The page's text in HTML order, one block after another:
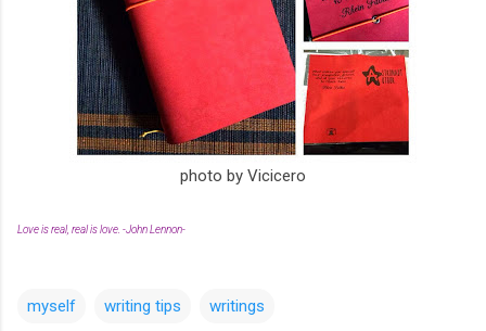
photo by Vicicero
Love is real, real is love. -John Lennon-
myself writing tips writings